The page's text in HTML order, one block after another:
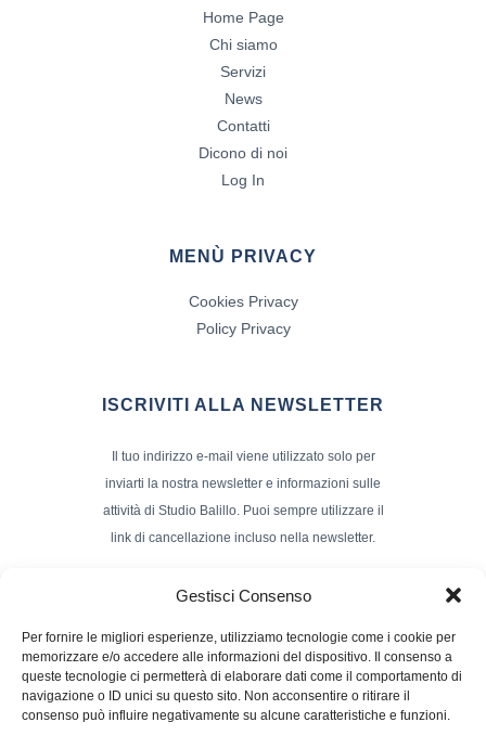
Gestisci Consenso
Per fornire le migliori esperienze, utilizziamo tecnologie come i cookie per
memorizzare e/o accedere alle informazioni del dispositivo. Il consenso a
queste tecnologie ci permetterà di elaborare dati come il comportamento di
navigazione o ID unici su questo sito. Non acconsentire o ritirare il
consenso può influire negativamente su alcune caratteristiche e funzioni.
Home Page
Chi siamo
Servizi
News
Contatti
Dicono di noi
Log In
MENÙ PRIVACY
Cookies Privacy
Policy Privacy
ISCRIVITI ALLA NEWSLETTER
Il tuo indirizzo e-mail viene utilizzato solo per
inviarti la nostra newsletter e informazioni sulle
attività di Studio Balillo. Puoi sempre utilizzare il
link di cancellazione incluso nella newsletter.
Nome e Cognome